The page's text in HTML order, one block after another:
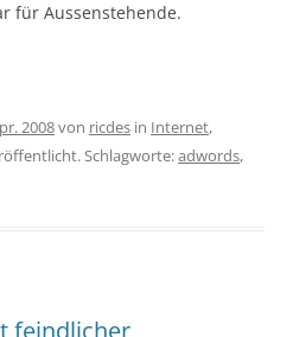
für Aussenstehende.
2008von ricdes in Internet,
Schlagworte:adwords,
feindlicher